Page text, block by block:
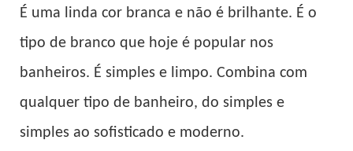
É uma linda cor branca e não é brilhante. É o
tipo de branco que hoje é popular nos
banheiros. É simples e limpo. Combina com
qualquer tipo de banheiro, do simples e
simples ao sofisticado e moderno.